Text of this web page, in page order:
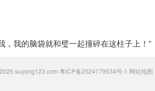
我的脑袋就和璧一起撞碎在这柱子上！”
suyang123.com 粤ICP备2024179534号-1 网站地图